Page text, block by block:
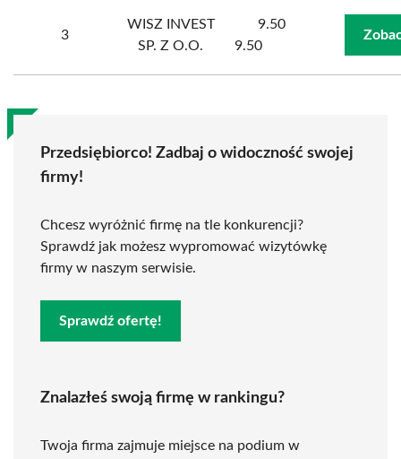
3
WISZ INVEST
SP. Z O.O.
9.50
9.50
Przedsiębiorco! Zadbaj o widoczność swojej
firmy!
Chcesz wyróżnić firmę na tle konkurencji?
Sprawdź jak możesz wypromować wizytówkę
firmy w naszym serwisie.
Sprawdź ofertę!
Znalazłeś swoją firmę w rankingu?
Twoja firma zajmuje miejsce na podium w